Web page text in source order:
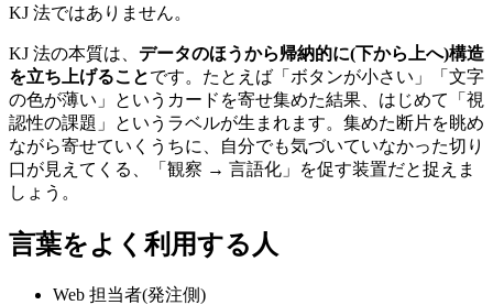
KJ 法ではありません。
KJ 法の本質は、 データのほうから帰納的に(下から上へ)構造
を立ち上げることです。たとえば「ボタンが小さい」「文字
の色が薄い」というカードを寄せ集めた結果、はじめて「視
認性の課題」というラベルが生まれます。集めた断片を眺め
ながら寄せていくうちに、自分でも気づいていなかった切り
口が見えてくる、「観察 → 言語化」を促す装置だと捉えま
しょう。
言葉をよく利用する人
Web 担当者(発注側)